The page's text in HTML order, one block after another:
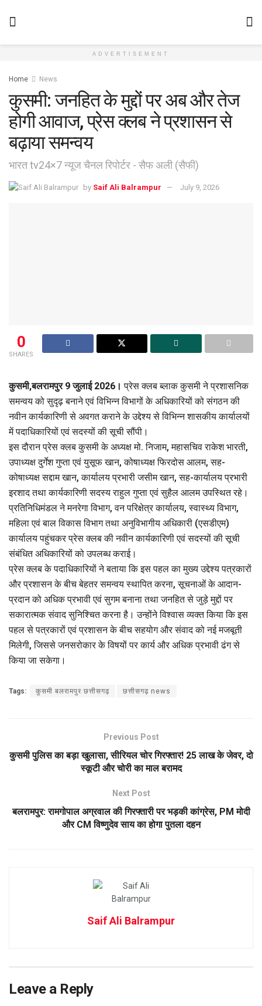
ADVERTISEMENT
Home News
कुसमी: जनहित के मुद्दों पर अब और तेज
होगी आवाज, प्रेस क्लब ने प्रशासन से
बढ़ाया समन्वय
भारत tv24×7 न्यूज चैनल रिपोर्टर - सैफ अली (सैफी)
by Saif Ali Balrampur July 9, 2026
0
SHARES
कुसमी,बलरामपुर 9 जुलाई 2026।प्रेस क्लब ब्लाक कुसमी ने प्रशासनिक
समन्वय को सुदृढ़ बनाने एवं विभिन्न विभागों के अधिकारियों को संगठन की
नवीन कार्यकारिणी से अवगत कराने के उद्देश्य से विभिन्न शासकीय कार्यालयों
में पदाधिकारियों एवं सदस्यों की सूची सौंपी।
इस दौरान प्रेस क्लब कुसमी के अध्यक्ष मो. निजाम, महासचिव राकेश भारती,
उपाध्यक्ष दुर्गेश गुप्ता एवं युसूफ खान, कोषाध्यक्ष फिरदोस आलम, सह-
कोषाध्यक्ष सद्दाम खान, कार्यालय प्रभारी जसीम खान, सह-कार्यालय प्रभारी
इरशाद तथा कार्यकारिणी सदस्य राहुल गुप्ता एवं सुहैल आलम उपस्थित रहे।
प्रतिनिधिमंडल ने मनरेगा विभाग, वन परिक्षेत्र कार्यालय, स्वास्थ्य विभाग,
महिला एवं बाल विकास विभाग तथा अनुविभागीय अधिकारी (एसडीएम)
कार्यालय पहुंचकर प्रेस क्लब की नवीन कार्यकारिणी एवं सदस्यों की सूची
संबंधित अधिकारियों को उपलब्ध कराई।
प्रेस क्लब के पदाधिकारियों ने बताया कि इस पहल का मुख्य उद्देश्य पत्रकारों
और प्रशासन के बीच बेहतर समन्वय स्थापित करना, सूचनाओं के आदान-
प्रदान को अधिक प्रभावी एवं सुगम बनाना तथा जनहित से जुड़े मुद्दों पर
सकारात्मक संवाद सुनिश्चित करना है। उन्होंने विश्वास व्यक्त किया कि इस
पहल से पत्रकारों एवं प्रशासन के बीच सहयोग और संवाद को नई मजबूती
मिलेगी, जिससे जनसरोकार के विषयों पर कार्य और अधिक प्रभावी ढंग से
किया जा सकेगा।
Tags: कुसमी बलरामपुर छत्तीसगढ़ छत्तीसगढ़ news
Previous Post
कुसमी पुलिस का बड़ा खुलासा, सीरियल चोर गिरफ्तार! 25 लाख के जेवर, दो
स्कूटी और चोरी का माल बरामद
Next Post
बलरामपुर: रामगोपाल अग्रवाल की गिरफ्तारी पर भड़की कांग्रेस, PM मोदी
और CM विष्णुदेव साय का होगा पुतला दहन
Saif Ali Balrampur
Leave a Reply